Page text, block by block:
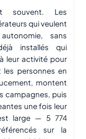
souvent. Les
qui veulent
sans
installés qui
leur activité pour
les personnes en
montent
campagnes, puis
une fois leur
large — 5 774
sur la